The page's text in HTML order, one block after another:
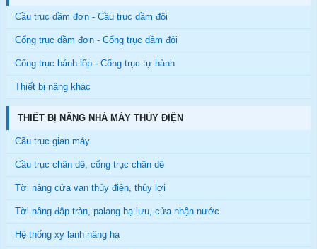
Cầu trục dầm đơn - Cầu trục dầm đôi
Cổng trục dầm đơn - Cổng trục dầm đôi
Cổng trục bánh lốp - Cổng trục tự hành
Thiết bị nâng khác
THIẾT BỊ NÂNG NHÀ MÁY THỦY ĐIỆN
Cầu trục gian máy
Cầu trục chân dê, cổng trục chân dê
Tời nâng cửa van thủy điện, thủy lợi
Tời nâng đập tràn, palang hạ lưu, cửa nhận nước
Hệ thống xy lanh nâng hạ